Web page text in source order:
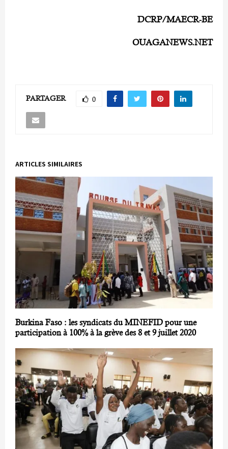
DCRP/MAECR-BE
OUAGANEWS.NET
PARTAGER 0
ARTICLES SIMILAIRES
Burkina Faso : les syndicats du MINEFID pour une
participation à 100% à la grève des 8 et 9 juillet 2020